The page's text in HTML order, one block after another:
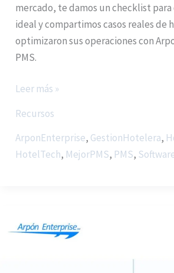
mercado, te damos un checklist
ideal y compartimos casos reales de
optimizaron sus operaciones con
PMS.
Leer más »
Recursos
ArponEnterprise, GestionHotelera,
HotelTech, MejorPMS, PMS,
Premise